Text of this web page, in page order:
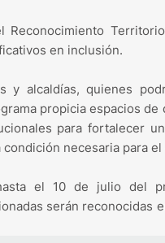
en inclusión.
y alcaldías, quienes
propicia espacios
para fortalecer
necesaria para
el 10 de julio del
serán reconocidas